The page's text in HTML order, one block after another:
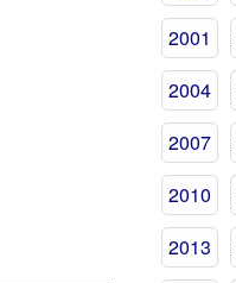
2001
2004
2007
2010
2013